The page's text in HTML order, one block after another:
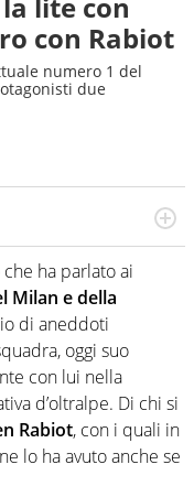
con Rabiot
numero 1 del
due
tesi di laurea sugli stadi
filo conduttore
Per Virgilio
l'universo
ha parlato ai
Milan e della
di aneddoti
oggi suo
con lui nella
d’oltralpe. Di chi si
Rabiot, con i quali in
lo ha avuto anche se